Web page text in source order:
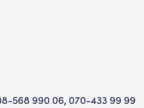
568 990 06, 070-433 99 99